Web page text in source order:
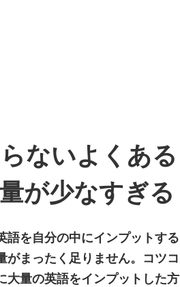
ないよくある
が少なすぎる
語を自分の中にインプットする
がまったく足りません。コツコ
大量の英語をインプットした方